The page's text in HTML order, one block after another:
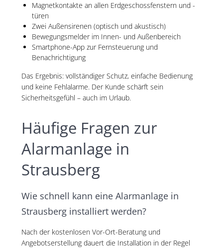
Magnetkontakte an allen Erdgeschossfenstern und -
türen
Zwei Außensirenen (optisch und akustisch)
Bewegungsmelder im Innen- und Außenbereich
Smartphone-App zur Fernsteuerung und
Benachrichtigung
Das Ergebnis: vollständiger Schutz, einfache Bedienung
und keine Fehlalarme. Der Kunde schärft sein
Sicherheitsgefühl – auch im Urlaub.
Häufige Fragen zur
Alarmanlage in
Strausberg
Wie schnell kann eine Alarmanlage in
Strausberg installiert werden?
Nach der kostenlosen Vor-Ort-Beratung und
Angebotserstellung dauert die Installation in der Regel